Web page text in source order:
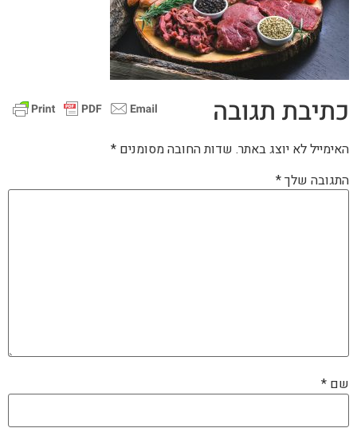
כתיבת תגובה
האימייל לא יוצג באתר. שדות החובה מסומנים *
התגובה שלך*
שם *